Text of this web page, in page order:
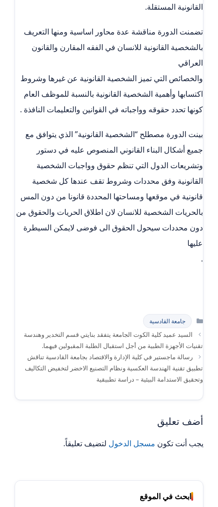
القانونية المستقلة.
تضمنت الدورة مناقشة عدة محاور اساسية ومنها التعريف
بالشخصية القانونية للانسان في الفقه المقارن والقانون
العراقي
والخصائص التي تميز الشخصية القانونية عن غيرها وشروط
اكتسابها وأهمية الشخصية القانونية بالنسبة للموظف العام
كونها تحدد حقوقه وواجباته في القوانين والتعليمات النافذة .
بينت الدورة مصطلح “الشخصية القانونية” الذي يتوافق مع
جميع أشكال البناء القانوني المنصوص عليه في دستور
وتشريعات الدول التي تنظم حقوق وواجبات الشخصية
القانونية وفق محددات وشروط تقف عندها كل شخصية
قانونية في موقعها ومساحتها المحددة قانونا من دون المس
بالحريات الشخصية للانسان لان اطلاق الحريات والحقوق من
دون محددات سيحول الحقوق الى فوضى لايمكن السيطرة
عليها
.
التصنيفات
جامعة القادسية
السيد عميد كلية الكوت الجامعة يتفقد بنايتي قسم التخدير وهندسة
تقنيات الأجهزة الطبية من أجل استقبال الطلبة المقبولين فيهما.
رسالة ماجستير في كلية الإدارة والاقتصاد بجامعة القادسية تناقش
تطبيق تقنية الهندسة العكسية ونظام التصنيع الاخضر لتخفيض التكاليف
وتحقيق الاستدامة البيئية – دراسة تطبيقية
أضف تعليق
يجب أنت تكون مسجل الدخول لتضيف تعليقاً.
ابحث في الموقع